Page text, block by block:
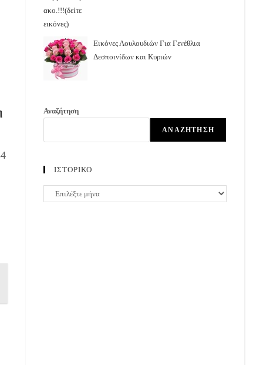
Εικόνες Λουλουδιών Για Γενέθλια
Δεσποινίδων και Κυριών
Αναζήτηση
ΑΝΑΖΉΤΗΣΗ
ΙΣΤΟΡΙΚΟ
ΙΣΤΟΡΙΚΟ